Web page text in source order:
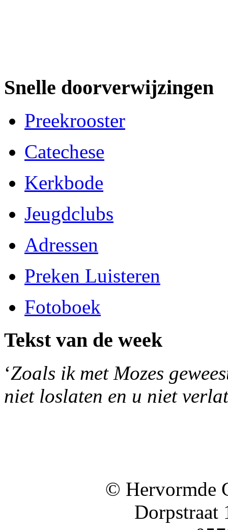
Snelle doorverwijzingen
Preekrooster
Catechese
Kerkbode
Jeugdclubs
Adressen
Preken Luisteren
Fotoboek
Tekst van de week
‘Zoals ik met Mozes
niet loslaten en u niet
© Hervormde
Dorpstraat